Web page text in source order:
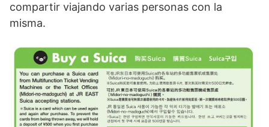
compartir viajando varias personas con la
misma.